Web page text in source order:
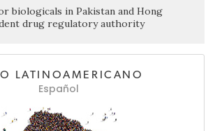
biologicals in Pakistan and Hong
drug regulatory authority
LATINOAMERICANO
Español